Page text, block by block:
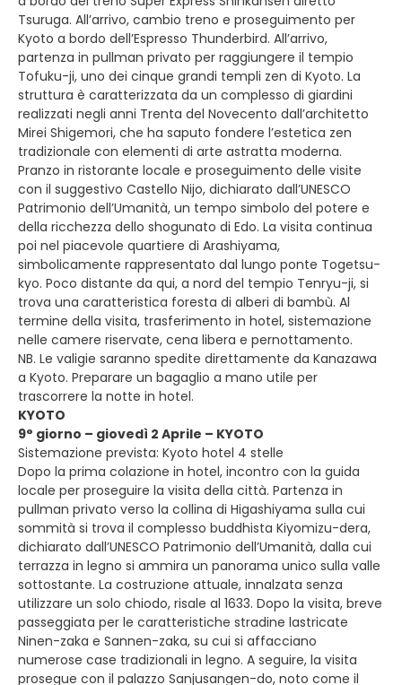
Tsuruga. All’arrivo, cambio treno e proseguimento per
Kyoto a bordo dell’Espresso Thunderbird. All’arrivo,
partenza in pullman privato per raggiungere il tempio
Tofuku-ji, uno dei cinque grandi templi zen di Kyoto. La
struttura è caratterizzata da un complesso di giardini
realizzati negli anni Trenta del Novecento dall’architetto
Mirei Shigemori, che ha saputo fondere l’estetica zen
tradizionale con elementi di arte astratta moderna.
Pranzo in ristorante locale e proseguimento delle visite
con il suggestivo Castello Nijo, dichiarato dall’UNESCO
Patrimonio dell’Umanità, un tempo simbolo del potere e
della ricchezza dello shogunato di Edo. La visita continua
poi nel piacevole quartiere di Arashiyama,
simbolicamente rappresentato dal lungo ponte Togetsu-
kyo. Poco distante da qui, a nord del tempio Tenryu-ji, si
trova una caratteristica foresta di alberi di bambù. Al
termine della visita, trasferimento in hotel, sistemazione
nelle camere riservate, cena libera e pernottamento.
NB. Le valigie saranno spedite direttamente da Kanazawa
a Kyoto. Preparare un bagaglio a mano utile per
trascorrere la notte in hotel.
KYOTO
9° giorno – giovedì 2 Aprile – KYOTO
Sistemazione prevista: Kyoto hotel 4 stelle
Dopo la prima colazione in hotel, incontro con la guida
locale per proseguire la visita della città. Partenza in
pullman privato verso la collina di Higashiyama sulla cui
sommità si trova il complesso buddhista Kiyomizu-dera,
dichiarato dall’UNESCO Patrimonio dell’Umanità, dalla cui
terrazza in legno si ammira un panorama unico sulla valle
sottostante. La costruzione attuale, innalzata senza
utilizzare un solo chiodo, risale al 1633. Dopo la visita, breve
passeggiata per le caratteristiche stradine lastricate
Ninen-zaka e Sannen-zaka, su cui si affacciano
numerose case tradizionali in legno. A seguire, la visita
prosegue con il palazzo Sanjusangen-do, noto come il